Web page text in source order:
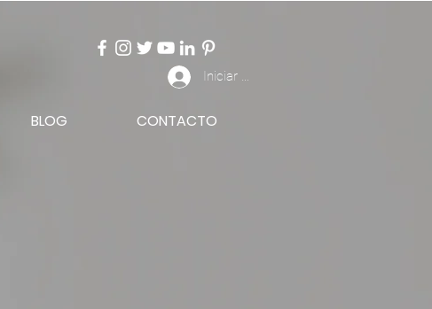
Iniciar sesión
BLOG CONTACTO